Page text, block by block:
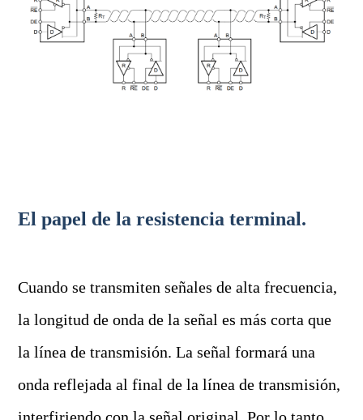
El papel de la resistencia terminal.
Cuando se transmiten señales de alta frecuencia,
la longitud de onda de la señal es más corta que
la línea de transmisión. La señal formará una
onda reflejada al final de la línea de transmisión,